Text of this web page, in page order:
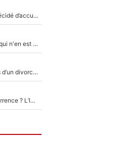
Avant l’annonce de sa première liste, Zidane a décidé d’accueillir une nouvelle tête en équipe de France
Mercato - Analyse : Real-Vinicius Jr, la surprise qui n'en est pas une...
Frank McCourt et Pablo Longoria : Les coulisses d’un divorce coûteux qui ruine l’OM à petit feu…
Kylian Mbappé et Lamine Yamal ont de la concurrence ? L’IA annonce les 5 joueurs qui vont dominer le football dans les années à venir !